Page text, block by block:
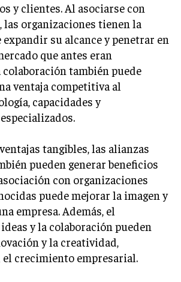
EMPRESARIAL
CAMBIO
DIRECTIVAS
CONTABILIDAD
RECURSOS FINANCIEROS
Y MERCADOS FINANCIEROS
EMPRESARIAL
y clientes. Al asociarse con
las organizaciones tienen la
su alcance y penetrar en
que antes eran
colaboración también puede
ventaja competitiva al
capacidades y
tangibles, las alianzas
pueden generar beneficios
con organizaciones
puede mejorar la imagen y
empresa. Además, el
y la colaboración pueden
y la creatividad,
crecimiento empresarial.